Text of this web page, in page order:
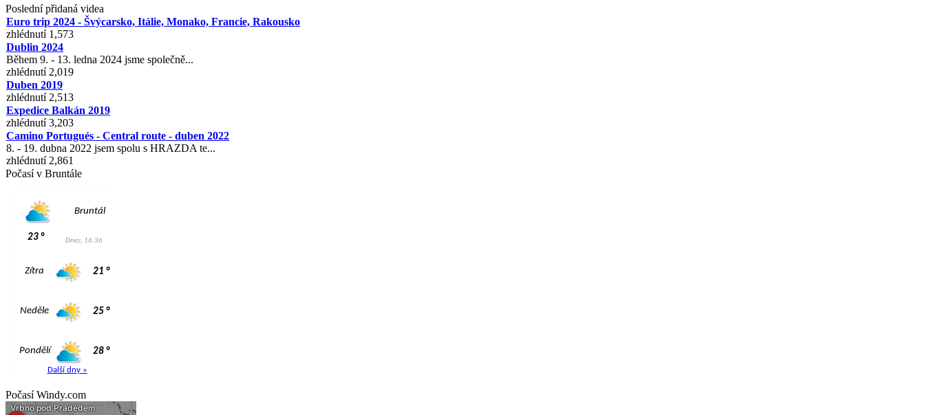
Poslední přidaná videa
Euro trip 2024 - Švýcarsko, Itálie, Monako, Francie, Rakousko
zhlédnutí 1,573
Dublin 2024
Během 9. - 13. ledna 2024 jsme společně...
zhlédnutí 2,019
Duben 2019
zhlédnutí 2,513
Expedice Balkán 2019
zhlédnutí 3,203
Camino Portugués - Central route - duben 2022
8. - 19. dubna 2022 jsem spolu s HRAZDA te...
zhlédnutí 2,861
Počasí v Bruntále
Počasí Windy.com